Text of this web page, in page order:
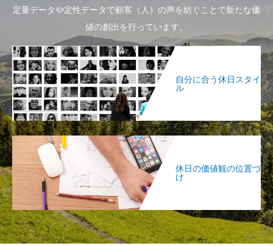
定量データや定性データで顧客（人）の声を紡ぐことで新たな価
値の創出を行っています。
自分に合う休日スタイ
ル
休日の価値観の位置づ
け